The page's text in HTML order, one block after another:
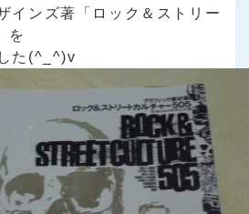
インズ著「ロック＆ストリー
を
た(^_^)v